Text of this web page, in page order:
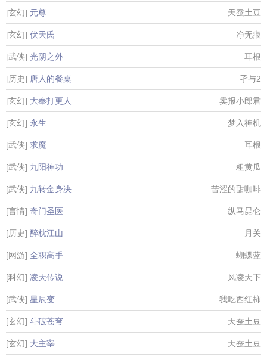
[玄幻] 元尊 天蚕土豆
[玄幻] 伏天氏 净无痕
[武侠] 光阴之外 耳根
[历史] 唐人的餐桌 孑与2
[玄幻] 大奉打更人 卖报小郎君
[玄幻] 永生 梦入神机
[武侠] 求魔 耳根
[武侠] 九阳神功 粗黄瓜
[武侠] 九转金身决 苦涩的甜咖啡
[言情] 奇门圣医 纵马昆仑
[历史] 醉枕江山 月关
[网游] 全职高手 蝴蝶蓝
[科幻] 凌天传说 风凌天下
[武侠] 星辰变 我吃西红柿
[玄幻] 斗破苍穹 天蚕土豆
[玄幻] 大主宰 天蚕土豆